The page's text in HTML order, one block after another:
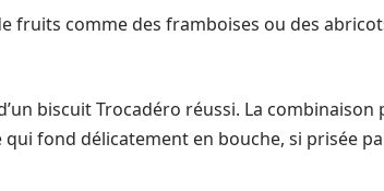
fruits comme des framboises ou des
biscuit Trocadéro réussi. La combinaison
fond délicatement en bouche, si prisée